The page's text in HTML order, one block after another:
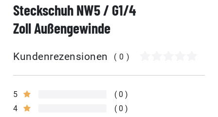
Steckschuh NW5 / G1/4
Zoll Außengewinde
Kundenrezensionen (0)
5
0
4
0